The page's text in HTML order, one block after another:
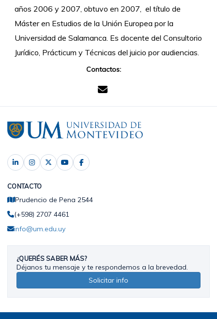
años 2006 y 2007, obtuvo en 2007, el título de
Máster en Estudios de la Unión Europea por la
Universidad de Salamanca. Es docente del Consultorio
Jurídico, Prácticum y Técnicas del juicio por audiencias.
Contactos:
CONTACTO
Prudencio de Pena 2544
(+598) 2707 4461
info@um.edu.uy
¿QUERÉS SABER MÁS?
Déjanos tu mensaje y te respondemos a la brevedad.
Solicitar info